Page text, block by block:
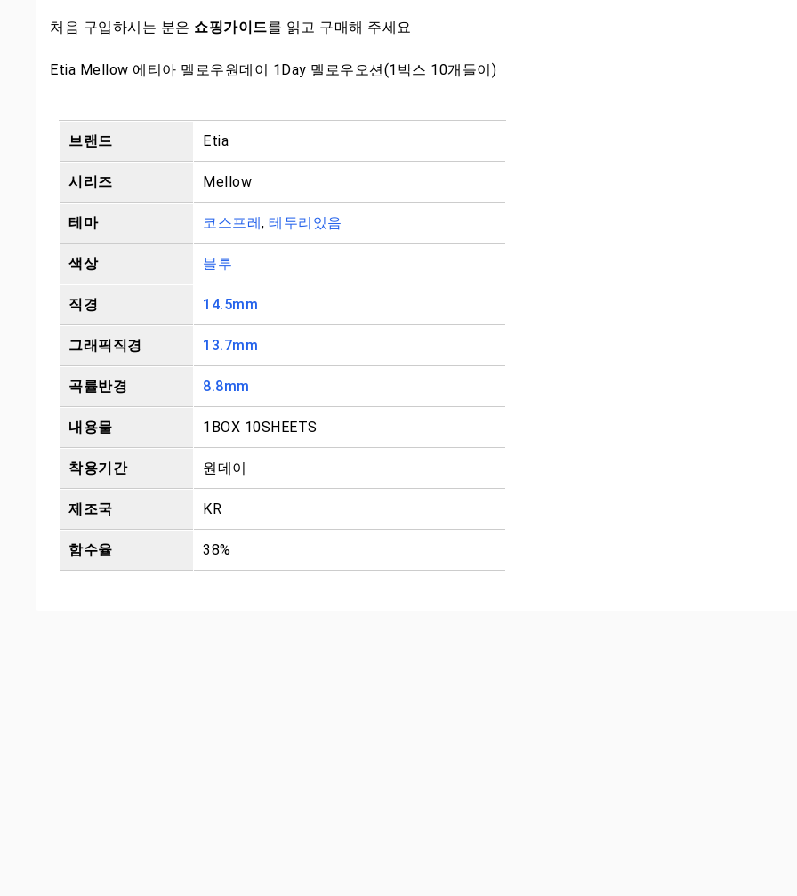
처음 구입하시는 분은 쇼핑가이드를 읽고 구매해 주세요
Etia Mellow 에티아 멜로우원데이 1Day 멜로우오션(1박스 10개들이)
브랜드 Etia
시리즈 Mellow
테마 코스프레, 테두리있음
색상 블루
직경 14.5mm
그래픽직경 13.7mm
곡률반경 8.8mm
내용물 1BOX 10SHEETS
착용기간 원데이
제조국 KR
함수율 38%